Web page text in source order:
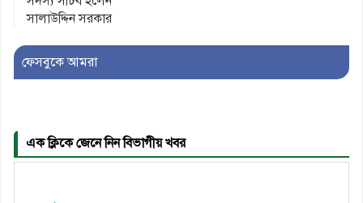
এএসআই সজল
ফেসবুকে আমরা
এক ক্লিকে জেনে নিন বিভাগীয় খবর